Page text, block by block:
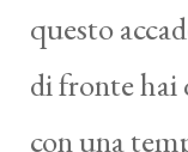
questo
di fronte hai
con una